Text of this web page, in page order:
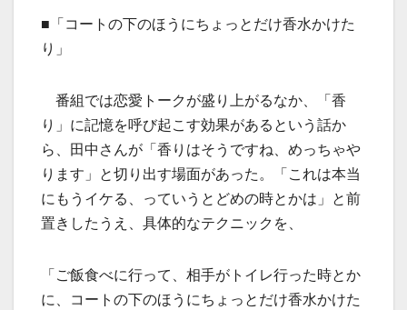
■「コートの下のほうにちょっとだけ香水かけた
り」
番組では恋愛トークが盛り上がるなか、「香
り」に記憶を呼び起こす効果があるという話か
ら、田中さんが「香りはそうですね、めっちゃや
ります」と切り出す場面があった。「これは本当
にもうイケる、っていうとどめの時とかは」と前
置きしたうえ、具体的なテクニックを、
「ご飯食べに行って、相手がトイレ行った時とか
に、コートの下のほうにちょっとだけ香水かけた